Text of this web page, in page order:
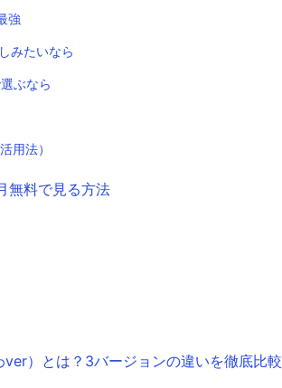
強
みたいなら
ぶなら
用法）
無料で見る方法
）とは？3バージョンの違いを徹底比較